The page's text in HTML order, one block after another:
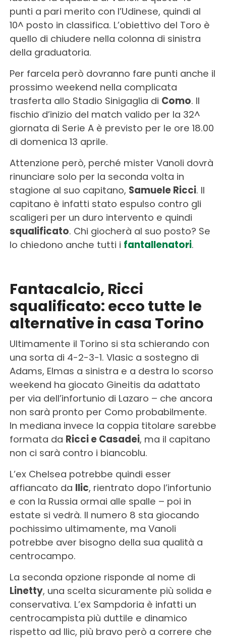
punti a pari merito con l’Udinese, quindi al
10^ posto in classifica. L’obiettivo del Toro è
quello di chiudere nella colonna di sinistra
della graduatoria.
Per farcela però dovranno fare punti anche il
prossimo weekend nella complicata
trasferta allo Stadio Sinigaglia di Como. Il
fischio d’inizio del match valido per la 32^
giornata di Serie A è previsto per le ore 18.00
di domenica 13 aprile.
Attenzione però, perché mister Vanoli dovrà
rinunciare solo per la seconda volta in
stagione al suo capitano, Samuele Ricci. Il
capitano è infatti stato espulso contro gli
scaligeri per un duro intervento e quindi
squalificato. Chi giocherà al suo posto? Se
lo chiedono anche tutti i fantallenatori.
Fantacalcio, Ricci
squalificato: ecco tutte le
alternative in casa Torino
Ultimamente il Torino si sta schierando con
una sorta di 4-2-3-1. Vlasic a sostegno di
Adams, Elmas a sinistra e a destra lo scorso
weekend ha giocato Gineitis da adattato
per via dell’infortunio di Lazaro – che ancora
non sarà pronto per Como probabilmente.
In mediana invece la coppia titolare sarebbe
formata da Ricci e Casadei, ma il capitano
non ci sarà contro i biancoblu.
L’ex Chelsea potrebbe quindi esser
affiancato da Ilic, rientrato dopo l’infortunio
e con la Russia ormai alle spalle – poi in
estate si vedrà. Il numero 8 sta giocando
pochissimo ultimamente, ma Vanoli
potrebbe aver bisogno della sua qualità a
centrocampo.
La seconda opzione risponde al nome di
Linetty, una scelta sicuramente più solida e
conservativa. L’ex Sampdoria è infatti un
centrocampista più duttile e dinamico
rispetto ad Ilic, più bravo però a correre che